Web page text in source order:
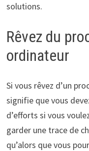
solutions.
Rêvez du
ordinateur
Si vous rêvez d’un
signifie que vous
d’efforts si vous
garder une trace de
qu’alors que vous